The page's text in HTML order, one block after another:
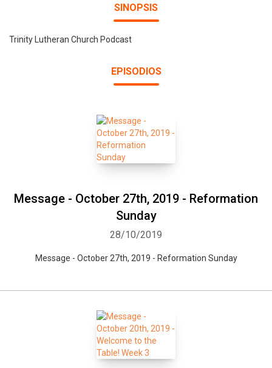
SINOPSIS
Trinity Lutheran Church Podcast
EPISODIOS
Message - October 27th, 2019 - Reformation
Sunday
28/10/2019
Message - October 27th, 2019 - Reformation Sunday